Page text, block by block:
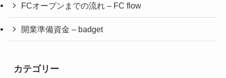
FCオープンまでの流れ – FC flow
開業準備資金 – badget
カテゴリー